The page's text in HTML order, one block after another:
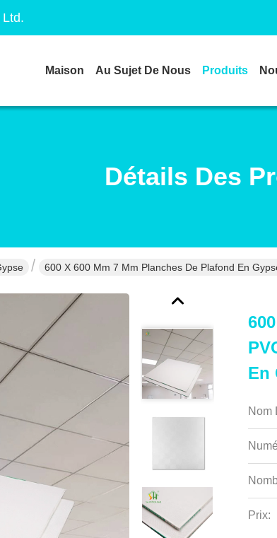
Maison Au Sujet De Nous Produits
Détails Des
600 X 600 Mm 7 Mm Planches De Plafond En
En
Nom
Prix: